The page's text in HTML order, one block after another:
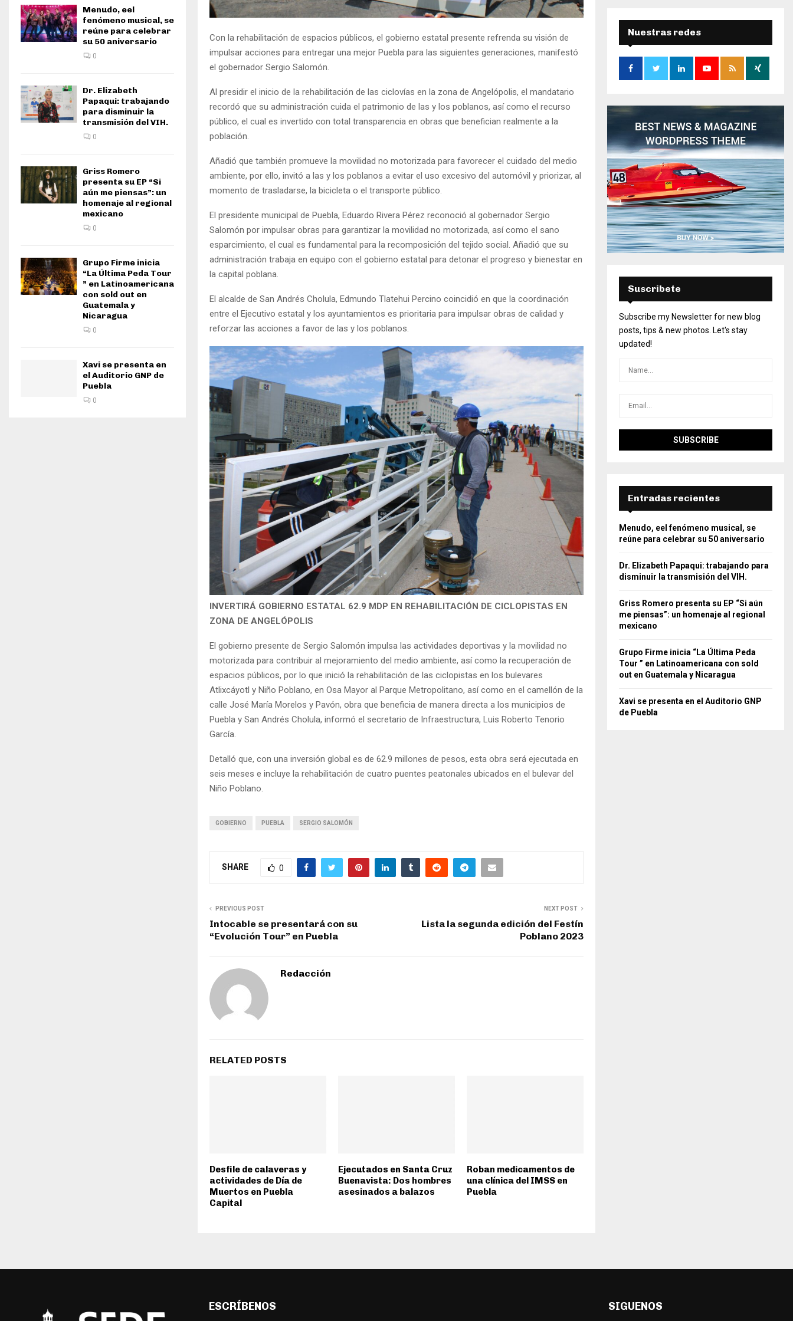
Con la rehabilitación de espacios públicos, el gobierno estatal presente refrenda su visión de
impulsar acciones para entregar una mejor Puebla para las siguientes generaciones, manifestó
el gobernador Sergio Salomón.
Al presidir el inicio de la rehabilitación de las ciclovías en la zona de Angelópolis, el mandatario
recordó que su administración cuida el patrimonio de las y los poblanos, así como el recurso
público, el cual es invertido con total transparencia en obras que benefician realmente a la
población.
Añadió que también promueve la movilidad no motorizada para favorecer el cuidado del medio
ambiente, por ello, invitó a las y los poblanos a evitar el uso excesivo del automóvil y priorizar, al
momento de trasladarse, la bicicleta o el transporte público.
El presidente municipal de Puebla, Eduardo Rivera Pérez reconoció al gobernador Sergio
Salomón por impulsar obras para garantizar la movilidad no motorizada, así como el sano
esparcimiento, el cual es fundamental para la recomposición del tejido social. Añadió que su
administración trabaja en equipo con el gobierno estatal para detonar el progreso y bienestar en
la capital poblana.
El alcalde de San Andrés Cholula, Edmundo Tlatehui Percino coincidió en que la coordinación
entre el Ejecutivo estatal y los ayuntamientos es prioritaria para impulsar obras de calidad y
reforzar las acciones a favor de las y los poblanos.
INVERTIRÁ GOBIERNO ESTATAL 62.9 MDP EN REHABILITACIÓN DE CICLOPISTAS EN
ZONA DE ANGELÓPOLIS
El gobierno presente de Sergio Salomón impulsa las actividades deportivas y la movilidad no
motorizada para contribuir al mejoramiento del medio ambiente, así como la recuperación de
espacios públicos, por lo que inició la rehabilitación de las ciclopistas en los bulevares
Atlixcáyotl y Niño Poblano, en Osa Mayor al Parque Metropolitano, así como en el camellón de la
calle José María Morelos y Pavón, obra que beneficia de manera directa a los municipios de
Puebla y San Andrés Cholula, informó el secretario de Infraestructura, Luis Roberto Tenorio
García.
Detalló que, con una inversión global es de 62.9 millones de pesos, esta obra será ejecutada en
seis meses e incluye la rehabilitación de cuatro puentes peatonales ubicados en el bulevar del
Niño Poblano.
GOBIERNO PUEBLA SERGIO SALOMÓN
SHARE 0
PREVIOUS POST
Intocable se presentará con su
“Evolución Tour” en Puebla
NEXT POST
Lista la segunda edición del Festín
Poblano 2023
Redacción
RELATED POSTS
Desfile de calaveras y
actividades de Día de
Muertos en Puebla
Capital
Ejecutados en Santa Cruz
Buenavista: Dos hombres
asesinados a balazos
Roban medicamentos de
una clínica del IMSS en
Puebla
Menudo, eel
fenómeno musical, se
reúne para celebrar
su 50 aniversario
0
Dr. Elizabeth
Papaqui: trabajando
para disminuir la
transmisión del VIH.
0
Griss Romero
presenta su EP “Si
aún me piensas”: un
homenaje al regional
mexicano
0
Grupo Firme inicia
“La Última Peda Tour
” en Latinoamericana
con sold out en
Guatemala y
Nicaragua
0
Xavi se presenta en
el Auditorio GNP de
Puebla
0
:
E
A
R
Nuestras redes
Suscribete
Subscribe my Newsletter for new blog
posts, tips & new photos. Let's stay
updated!
Entradas recientes
Menudo, eel fenómeno musical, se
reúne para celebrar su 50 aniversario
Dr. Elizabeth Papaqui: trabajando para
disminuir la transmisión del VIH.
Griss Romero presenta su EP “Si aún
me piensas”: un homenaje al regional
mexicano
Grupo Firme inicia “La Última Peda
Tour ” en Latinoamericana con sold
out en Guatemala y Nicaragua
Xavi se presenta en el Auditorio GNP
de Puebla
ESCRÍBENOS SIGUENOS